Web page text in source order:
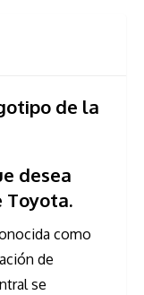
de la
desea
Toyota.
como
de
se